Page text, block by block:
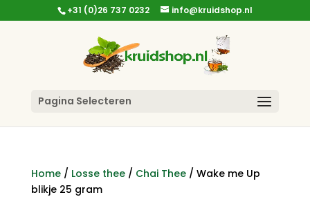
+31 (0)26 737 0232 info@kruidshop.nl
Pagina Selecteren
Home/ Losse thee/ Chai Thee/ Wake me Up
blikje 25 gram